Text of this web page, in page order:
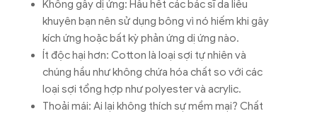
Không gây dị ứng: Hầu hết các bác sĩ da liễu
khuyên bạn nên sử dụng bông vì nó hiếm khi gây
kích ứng hoặc bất kỳ phản ứng dị ứng nào.
Ít độc hại hơn: Cotton là loại sợi tự nhiên và
chúng hầu như không chứa hóa chất so với các
loại sợi tổng hợp như polyester và acrylic.
Thoải mái: Ai lại không thích sự mềm mại? Chất